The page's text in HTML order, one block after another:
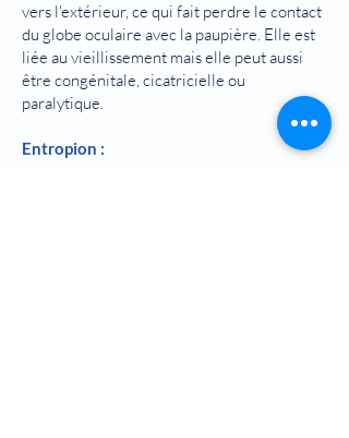
vers l'extérieur, ce qui fait perdre le contact
du globe oculaire avec la paupière. Elle est
liée au vieillissement mais elle peut aussi
être congénitale, cicatricielle ou
paralytique.
Entropion :